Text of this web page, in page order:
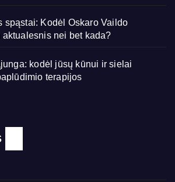
spąstai: Kodėl Oskaro Vaildo
nei bet kada?
kodėl jūsų kūnui ir sielai
terapijos